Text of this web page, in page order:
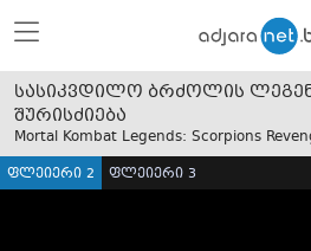
სასიკვდილო ბრძოლის
შურისძიება
Mortal Kombat Legends: Scorpions
ფლეიერი 2 ფლეიერი 3